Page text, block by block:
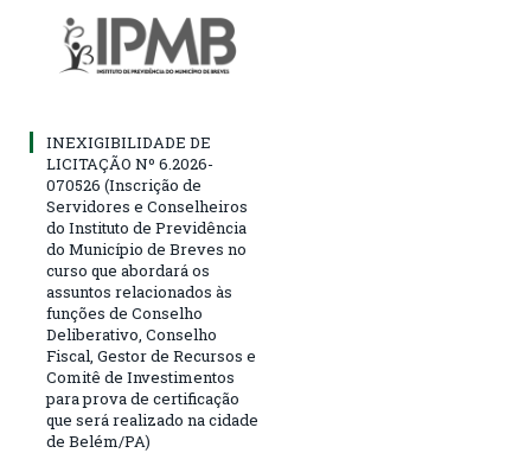
INEXIGIBILIDADE DE
LICITAÇÃO Nº 6.2026-
070526 (Inscrição de
Servidores e Conselheiros
do Instituto de Previdência
do Município de Breves no
curso que abordará os
assuntos relacionados às
funções de Conselho
Deliberativo, Conselho
Fiscal, Gestor de Recursos e
Comitê de Investimentos
para prova de certificação
que será realizado na cidade
de Belém/PA)